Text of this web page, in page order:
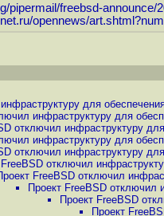
pipermail/freebsd-announce/
opennews/
для
инфраструктуру для
отключил инфраструктуру
инфраструктуру для
отключил инфраструктуру
FreeBSD отключил
FreeBSD отключил
Проект FreeBSD отключил
Проект FreeBSD
Проект